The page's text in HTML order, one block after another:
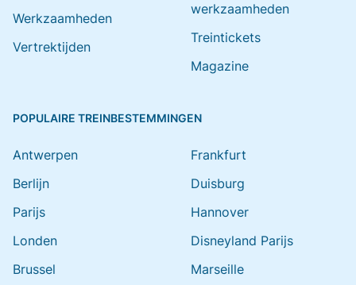
Werkzaamheden
Vertrektijden
werkzaamheden
Treintickets
Magazine
POPULAIRE TREINBESTEMMINGEN
Antwerpen
Berlijn
Parijs
Londen
Brussel
Frankfurt
Duisburg
Hannover
Disneyland Parijs
Marseille